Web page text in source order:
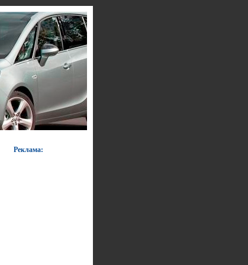
Реклама: